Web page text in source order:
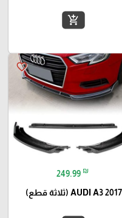
add_shopping_cart
favorite_border
249.99 ₪
AUDI A3 2017 (ثلاثة قطع)